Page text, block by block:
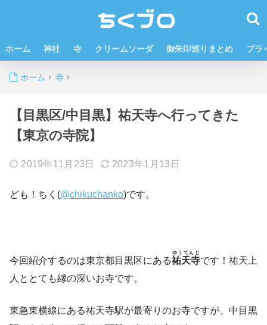
ホーム 神社 寺 クリームソーダ 御朱印巡りまとめ プラ
ホーム 寺
【目黒区/中目黒】祐天寺へ行ってきた
【東京の寺院】
2019年11月23日 2023年1月13日
ども！ちく(@chikuchanko)です。
今回紹介するのは東京都目黒区にある祐天寺
ゆうてんじ
です！祐天上
人ととても縁の深いお寺です。
東急東横線にある祐天寺駅が最寄りのお寺ですが、中目黒